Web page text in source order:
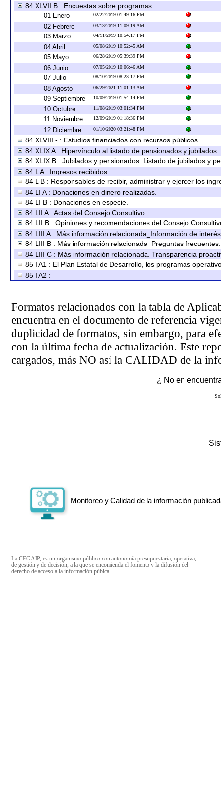
84 XLVII B : Encuestas sobre programas.
01 Enero 02/22/2019 01:49:16 PM
02 Febrero 03/13/2019 11:09:19 AM
03 Marzo 04/11/2019 10:54:17 PM
04 Abril 05/08/2019 10:52:45 AM
05 Mayo 06/28/2019 05:39:39 PM
06 Junio 07/05/2019 10:06:46 AM
07 Julio 08/10/2019 08:23:17 PM
08 Agosto 06/29/2021 11:01:13 AM
09 Septiembre 10/09/2019 01:54:14 PM
10 Octubre 11/08/2019 03:01:34 PM
11 Noviembre 12/09/2019 01:18:36 PM
12 Diciembre 01/10/2020 03:21:48 PM
84 XLVIII - : Estudios financiados con recursos públicos.
84 XLIX A : Hipervínculo al listado de pensionados y jubilados.
84 XLIX B : Jubilados y pensionados. Listado de jubilados y
84 L A : Ingresos recibidos.
84 L B : Responsables de recibir, administrar y ejercer los
84 LI A : Donaciones en dinero realizadas.
84 LI B : Donaciones en especie.
84 LII A : Actas del Consejo Consultivo.
84 LII B : Opiniones y recomendaciones del Consejo
84 LIII A : Más información relacionada_Información de
84 LIII B : Más información relacionada_Preguntas frecuentes.
84 LIII C : Más información relacionada. Transparencia
85 I A1 : El Plan Estatal de Desarrollo, los programas
85 I A2 :
Formatos relacionados con la tabla de
encuentra en el documento de referencia
duplicidad de formatos, sin embargo, para
con la última fecha de actualización. Este
cargados, más NO así la CALIDAD de la
¿ No en
Monitoreo y Calidad de la información
La CEGAIP, es un organismo público con autonomía presupuestaria, operativa,
de gestión y de decisión, a la que se encomienda el fomento y la difusión del
derecho de acceso a la información púbica.